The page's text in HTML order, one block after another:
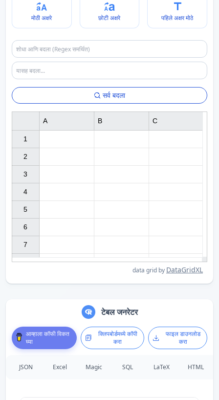
मोठी अक्षरे छोटी अक्षरे पहिले अक्षर मोठे
सर्व बदला
data grid by DataGridXL
1
2
3
4
5
6
7
A B C
टेबल जनरेटर
आम्हाला कॉफी विकत
घ्या
क्लिपबोर्डमध्ये कॉपी
करा
फाइल डाउनलोड
करा
JSON Excel Magic SQL LaTeX HTML